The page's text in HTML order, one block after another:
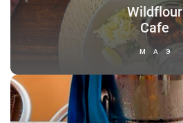
Wildflour
Cafe
МАЭ